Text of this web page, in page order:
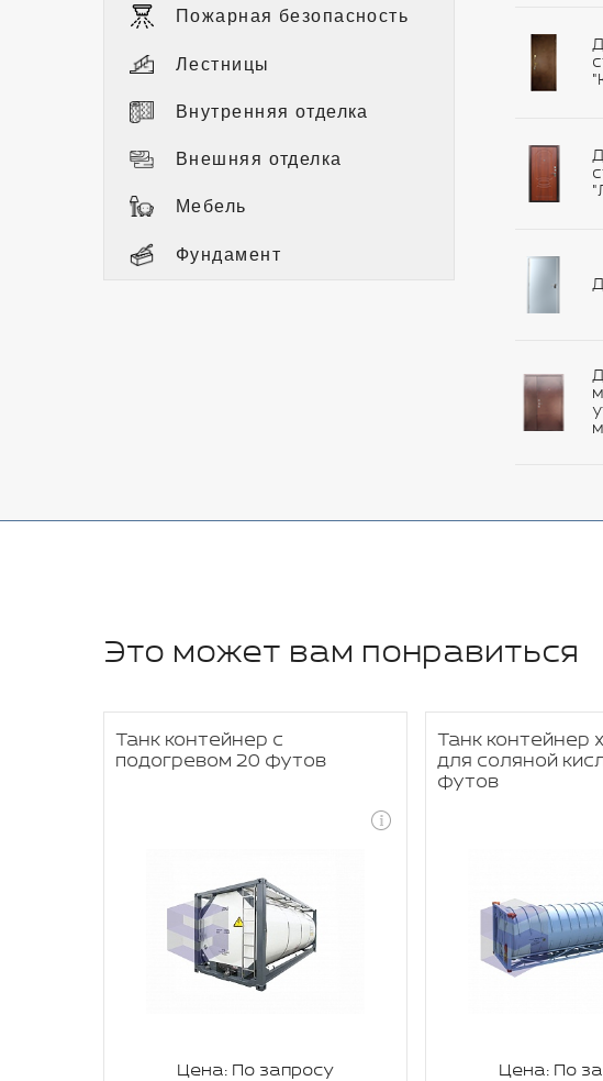
Пожарная безопасность
Лестницы
Внутренняя отделка
Внешняя отделка
Мебель
Фундамент
Это может вам понравиться
Танк контейнер с
подогревом 20 футов
Цена: По запросу
Танк контейнер
для соляной
футов
Цена: По